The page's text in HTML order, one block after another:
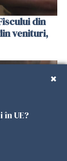
din
venituri,
UE?